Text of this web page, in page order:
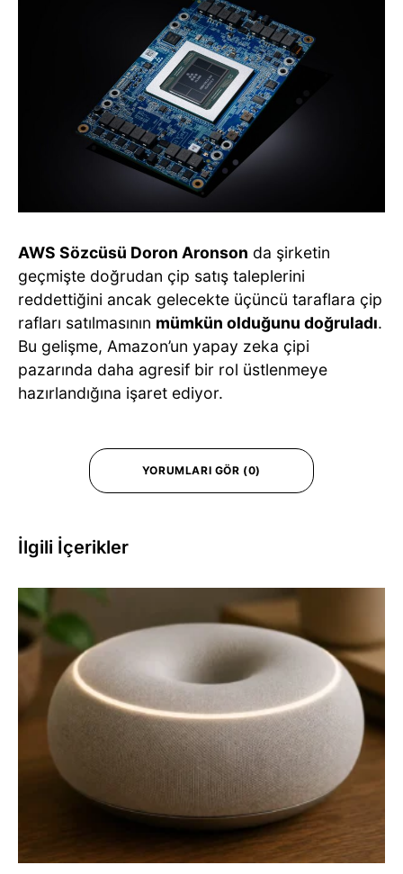
AWS Sözcüsü Doron Aronson da şirketin
geçmişte doğrudan çip satış taleplerini
reddettiğini ancak gelecekte üçüncü taraflara çip
rafları satılmasının mümkün olduğunu doğruladı.
Bu gelişme, Amazon’un yapay zeka çipi
pazarında daha agresif bir rol üstlenmeye
hazırlandığına işaret ediyor.
YORUMLARI GÖR (0)
İlgili İçerikler